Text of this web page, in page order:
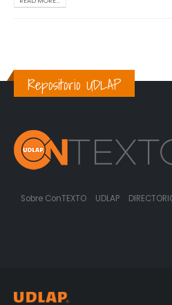
Repositorio UDLAP
Sobre ConTEXTO UDLAP